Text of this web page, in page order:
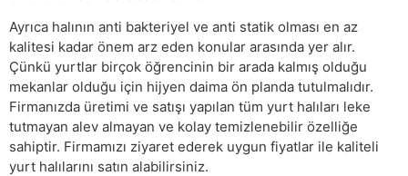
Ayrıca halının anti bakteriyel ve anti statik olması en az
kalitesi kadar önem arz eden konular arasında yer alır.
Çünkü yurtlar birçok öğrencinin bir arada kalmış olduğu
mekanlar olduğu için hijyen daima ön planda tutulmalıdır.
Firmanızda üretimi ve satışı yapılan tüm yurt halıları leke
tutmayan alev almayan ve kolay temizlenebilir özelliğe
sahiptir. Firmamızı ziyaret ederek uygun fiyatlar ile kaliteli
yurt halılarını satın alabilirsiniz.